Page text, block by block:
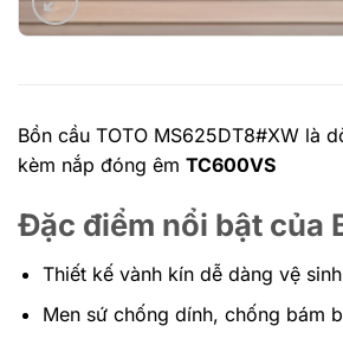
Bồn cầu TOTO MS625DT8#XW là
kèm nắp đóng êm TC600VS
Đặc điểm nổi bật của
Thiết kế vành kín dễ dàng vệ sinh
Men sứ chống dính, chống bám